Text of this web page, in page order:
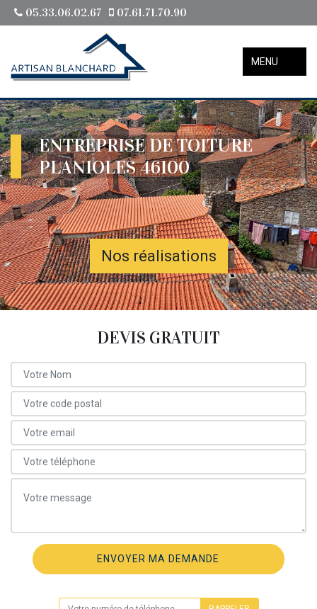
05.33.06.02.67 07.61.71.70.90
MENU
ENTREPRISE DE TOITURE
PLANIOLES 46100
Nos réalisations
DEVIS GRATUIT